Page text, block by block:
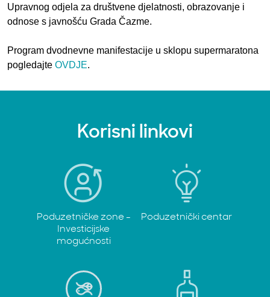
Upravnog odjela za društvene djelatnosti, obrazovanje i
odnose s javnošću Grada Čazme.
Program dvodnevne manifestacije u sklopu supermaratona
pogledajte OVDJE.
Korisni linkovi
Poduzetničke zone -
Investicijske
mogućnosti
Poduzetnički centar